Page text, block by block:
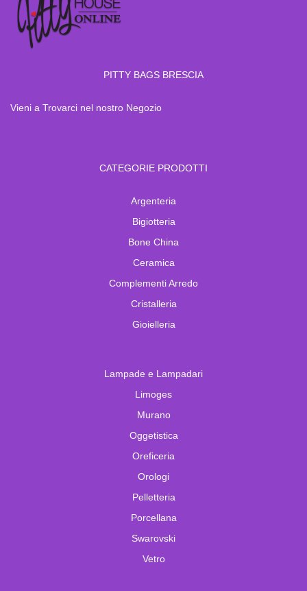
PITTY BAGS BRESCIA
Vieni a Trovarci nel nostro Negozio
CATEGORIE PRODOTTI
Argenteria
Bigiotteria
Bone China
Ceramica
Complementi Arredo
Cristalleria
Gioielleria
Lampade e Lampadari
Limoges
Murano
Oggetistica
Oreficeria
Orologi
Pelletteria
Porcellana
Swarovski
Vetro